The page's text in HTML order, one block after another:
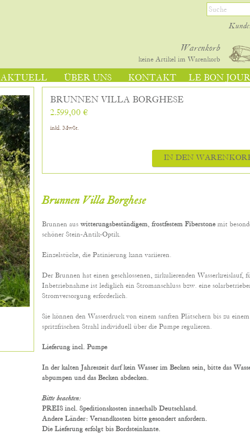
Warenkorb
keine Artikel im Warenkorb
AKTUELL ÜBER UNS KONTAKT LE BON JOUR
BRUNNEN VILLA BORGHESE
2.599,00 €
inkl. MwSt.
IN DEN
Brunnen Villa Borghese
Brunnen aus witterungsbeständigem, frostfestem Fiberstone mit
schöner Stein-Antik-Optik.
Einzelstücke, die Patinierung kann variieren.
Der Brunnen hat einen geschlossenen, zirkulierenden Wasserkreislauf,
Inbetriebnahme ist lediglich ein Stromanschluss bzw. eine
Stromversorgung erforderlich.
Sie können den Wasserdruck von einem sanften Plätschern bis zu einem
spritzfrischen Strahl individuell über die Pumpe regulieren.
Lieferung incl. Pumpe
In der kalten Jahreszeit darf kein Wasser im Becken sein, bitte das
abpumpen und das Becken abdecken.
Bitte beachten:
PREIS incl. Speditionskosten innerhalb Deutschland.
Andere Länder: Versandkosten bitte gesondert anfordern.
Die Lieferung erfolgt bis Bordsteinkante.